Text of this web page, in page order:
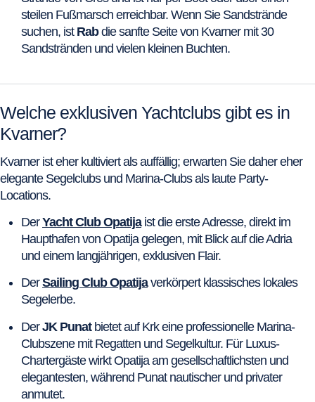
steilen Fußmarsch erreichbar. Wenn Sie Sandstrände
suchen, ist Rabdie sanfte Seite von Kvarner mit 30
Sandstränden und vielen kleinen Buchten.
Welche exklusiven Yachtclubs gibt es in
Kvarner?
Kvarner ist eher kultiviert als auffällig; erwarten Sie daher eher
elegante Segelclubs und Marina-Clubs als laute Party-
Locations.
DerYacht Club Opatijaist die erste Adresse, direkt im
Haupthafen von Opatija gelegen, mit Blick auf die Adria
und einem langjährigen, exklusiven Flair.
DerSailing Club Opatijaverkörpert klassisches lokales
Segelerbe.
DerJK Punatbietet auf Krk eine professionelle Marina-
Clubszene mit Regatten und Segelkultur. Für Luxus-
Chartergäste wirkt Opatija am gesellschaftlichsten und
elegantesten, während Punat nautischer und privater
anmutet.